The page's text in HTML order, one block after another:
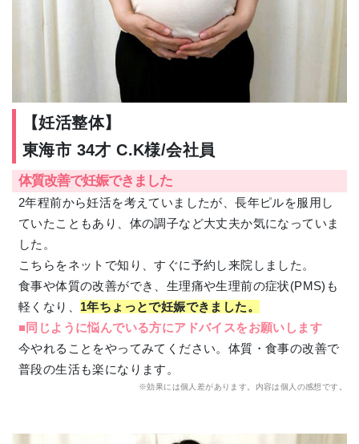
【妊活整体】
東海市 34才 C.K様/会社員
体質改善で妊娠できました
2年程前から妊活を考えていましたが、長年ピルを服用し
ていたこともあり、体の調子など大丈夫か気になっていま
した。
こちらをネットで知り、すぐに予約し来院しました。
食事や体質の改善ができ、生理痛や生理前の症状(PMS)も
軽くなり、 1年ちょっとで妊娠できました。
■同じように悩んでいる方にアドバイスをお願いします
今やれることをやってみてください。体質・食事の改善で
普段の生活も楽になります。
※効果には個人差があります。内容は個人の感想です。